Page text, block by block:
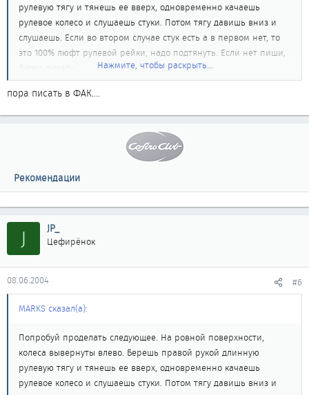
рулевую тягу и тянешь ее вверх, одновременно качаешь
рулевое колесо и слушаешь стуки. Потом тягу давишь вниз и
слушаешь. Если во втором случае стук есть а в первом нет, то
это 100% люфт рулевой рейки, надо подтянуть. Если нет пиши,
И еще в догонку - двигатель заглушен, колеса прямо, качаешь
рулевое, слышишь стук - это рулевые наконечники, тяга в
шаровом шарнире, рейка (исключается выше описанным
способом), крепление рулевого.
Берешь колесо руками за верхнюю часть и качаешь поперек
машины сильно. Стучит? Это крепление стойки.
Подвешиваешь колесо, качаешь поперек нижнюю часть колеса.
Стучит? Это шаровая.
Удачи в поисках!
Нажмите, чтобы раскрыть...
пора писать в ФАК....
Рекомендации
J JP_
Цефирёнок
08.06.2004 #6
MARKS сказал(а):
Попробуй проделать следующее. На ровной поверхности,
колеса вывернуты влево. Берешь правой рукой длинную
рулевую тягу и тянешь ее вверх, одновременно качаешь
рулевое колесо и слушаешь стуки. Потом тягу давишь вниз и